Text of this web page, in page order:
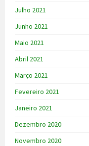
Julho 2021
Junho 2021
Maio 2021
Abril 2021
Março 2021
Fevereiro 2021
Janeiro 2021
Dezembro 2020
Novembro 2020